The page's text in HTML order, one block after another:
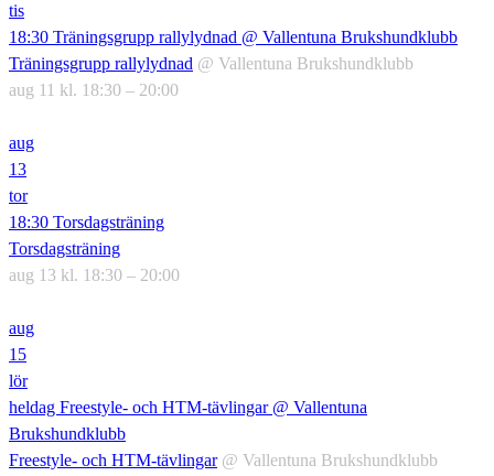
tis
18:30 Träningsgrupp rallylydnad @ Vallentuna Brukshundklubb
Träningsgrupp rallylydnad @ Vallentuna Brukshundklubb
aug 11 kl. 18:30 – 20:00
aug
13
tor
18:30 Torsdagsträning
Torsdagsträning
aug 13 kl. 18:30 – 20:00
aug
15
lör
heldag Freestyle- och HTM-tävlingar @ Vallentuna
Brukshundklubb
Freestyle- och HTM-tävlingar @ Vallentuna Brukshundklubb